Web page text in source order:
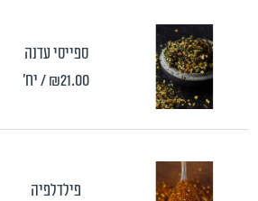
ספייסי עדנה
₪21.00/ יח'
פילדלפיה